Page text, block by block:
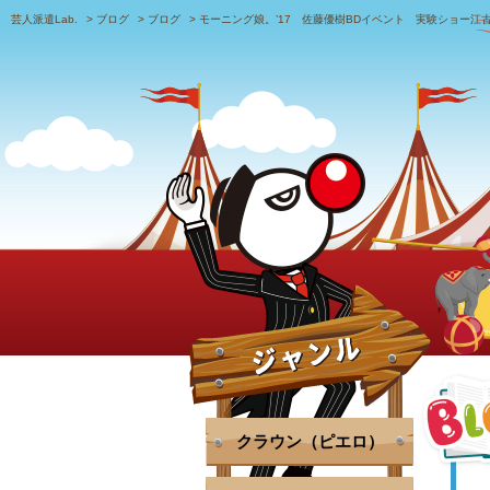
芸人派遣Lab. > ブログ > ブログ > モーニング娘。’17 佐藤優樹BDイベント 実験ショー江
クラウン（ピエロ）